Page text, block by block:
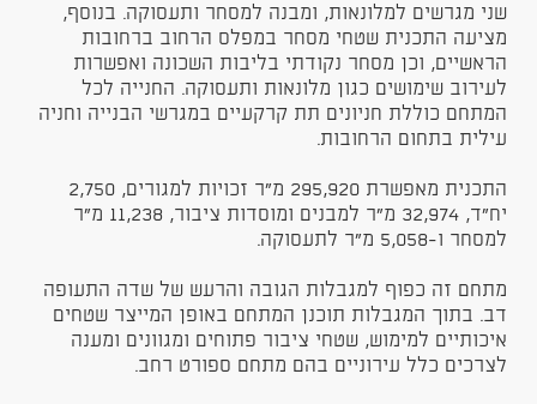
שני מגרשים למלונאות, ומבנה למסחר ותעסוקה. בנוסף,
מציעה התכנית שטחי מסחר במפלס הרחוב ברחובות
הראשיים, וכן מסחר נקודתי בליבות השכונה ואפשרות
לעירוב שימושים כגון מלונאות ותעסוקה. החנייה לכל
המתחם כוללת חניונים תת קרקעיים במגרשי הבנייה וחניה
עילית בתחום הרחובות.
התכנית מאפשרת 295,920 מ"ר זכויות למגורים, 2,750
יח"ד, 32,974 מ"ר למבנים ומוסדות ציבור, 11,238 מ"ר
למסחר ו-5,058 מ"ר לתעסוקה.
מתחם זה כפוף למגבלות הגובה והרעש של שדה התעופה
דב. בתוך המגבלות תוכנן המתחם באופן המייצר שטחים
איכותיים למימוש, שטחי ציבור פתוחים ומגוונים ומענה
לצרכים כלל עירוניים בהם מתחם ספורט רחב.